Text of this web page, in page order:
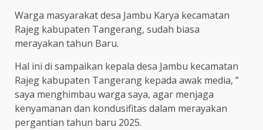
Warga masyarakat desa Jambu Karya kecamatan
Rajeg kabupaten Tangerang, sudah biasa
merayakan tahun Baru.
Hal ini di sampaikan kepala desa Jambu kecamatan
Rajeg kabupaten Tangerang kepada awak media, ”
saya menghimbau warga saya, agar menjaga
kenyamanan dan kondusifitas dalam merayakan
pergantian tahun baru 2025.